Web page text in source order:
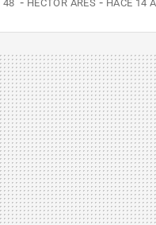
48 HÉCTOR ARES HACE 14